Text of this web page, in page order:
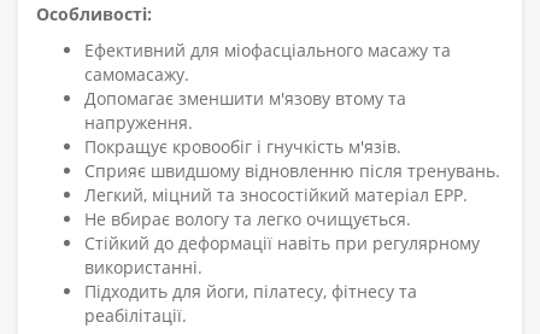
Особливості:
Ефективний для міофасціального масажу та
самомасажу.
Допомагає зменшити м'язову втому та
напруження.
Покращує кровообіг і гнучкість м'язів.
Сприяє швидшому відновленню після тренувань.
Легкий, міцний та зносостійкий матеріал EPP.
Не вбирає вологу та легко очищується.
Стійкий до деформації навіть при регулярному
використанні.
Підходить для йоги, пілатесу, фітнесу та
реабілітації.